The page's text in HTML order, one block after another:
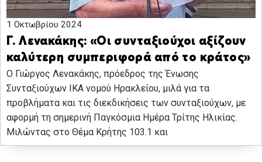
1 Οκτωβρίου 2024
Γ. Λενακάκης: «Οι συνταξιούχοι αξίζουν
καλύτερη συμπεριφορά από το κράτος»
Ο Γιώργος Λενακάκης, πρόεδρος της Ένωσης
Συνταξιούχων ΙΚΑ νομού Ηρακλείου, μιλά για τα
προβλήματα και τις διεκδικήσεις των συνταξιούχων, με
αφορμή τη σημερινή Παγκόσμια Ημέρα Τρίτης Ηλικίας.
Μιλώντας στο Θέμα Κρήτης 103.1 και